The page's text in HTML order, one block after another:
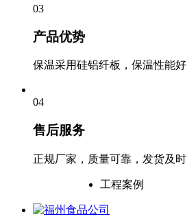
03
产品优势
保温采用硅铝纤板，保温性能好
04
售后服务
正规厂家，质量可靠，发货及时
工程案例